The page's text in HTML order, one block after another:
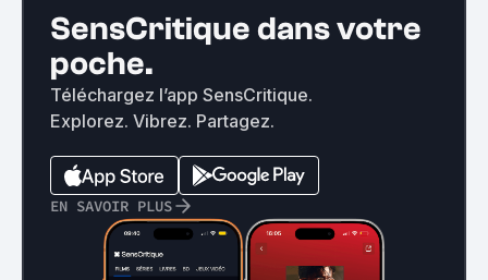
SensCritique dans votre
poche.
Téléchargez l’app SensCritique.
Explorez. Vibrez. Partagez.
EN SAVOIR PLUS